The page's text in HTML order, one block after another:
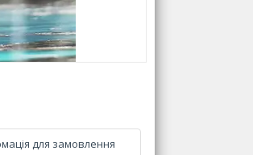
для замовлення